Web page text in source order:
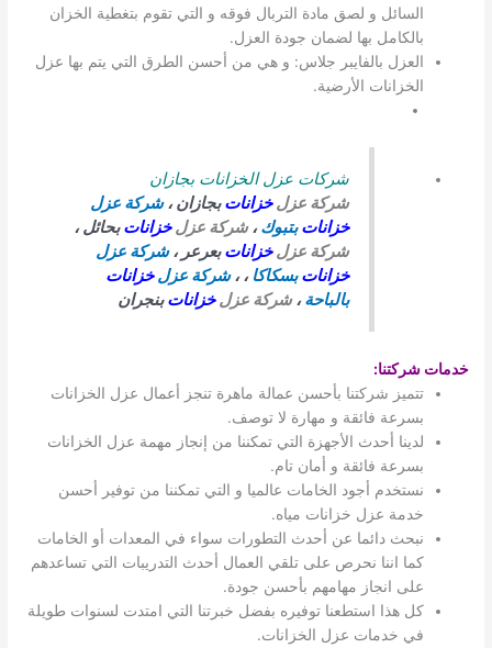
السائل و لصق مادة التربال فوقه و التي تقوم بتغطية الخزان
بالكامل بها لضمان جودة العزل.
العزل بالفايبر جلاس: و هي من أحسن الطرق التي يتم بها عزل
الخزانات الأرضية.
شركات عزل الخزانات بجازان
شركة عزلخزاناتبجازان ،شركة عزل
خزاناتبتبوك،شركة عزلخزاناتبحائل ،
شركة عزلخزاناتبعرعر ،شركة عزل
خزاناتبسكاكا ، ،شركة عزلخزانات
بالباحة،شركة عزلخزاناتبنجران
خدمات شركتنا:
تتميز شركتنا بأحسن عمالة ماهرة تنجز أعمال عزل الخزانات
بسرعة فائقة و مهارة لا توصف.
لدينا أحدث الأجهزة التي تمكننا من إنجاز مهمة عزل الخزانات
بسرعة فائقة و أمان تام.
نستخدم أجود الخامات عالميا و التي تمكننا من توفير أحسن
خدمة عزل خزانات مياه.
نبحث دائما عن أحدث التطورات سواء في المعدات أو الخامات
كما اننا نحرص على تلقي العمال أحدث التدريبات التي تساعدهم
على انجاز مهامهم بأحسن جودة.
كل هذا استطعنا توفيره بفضل خبرتنا التي امتدت لسنوات طويلة
في خدمات عزل الخزانات.